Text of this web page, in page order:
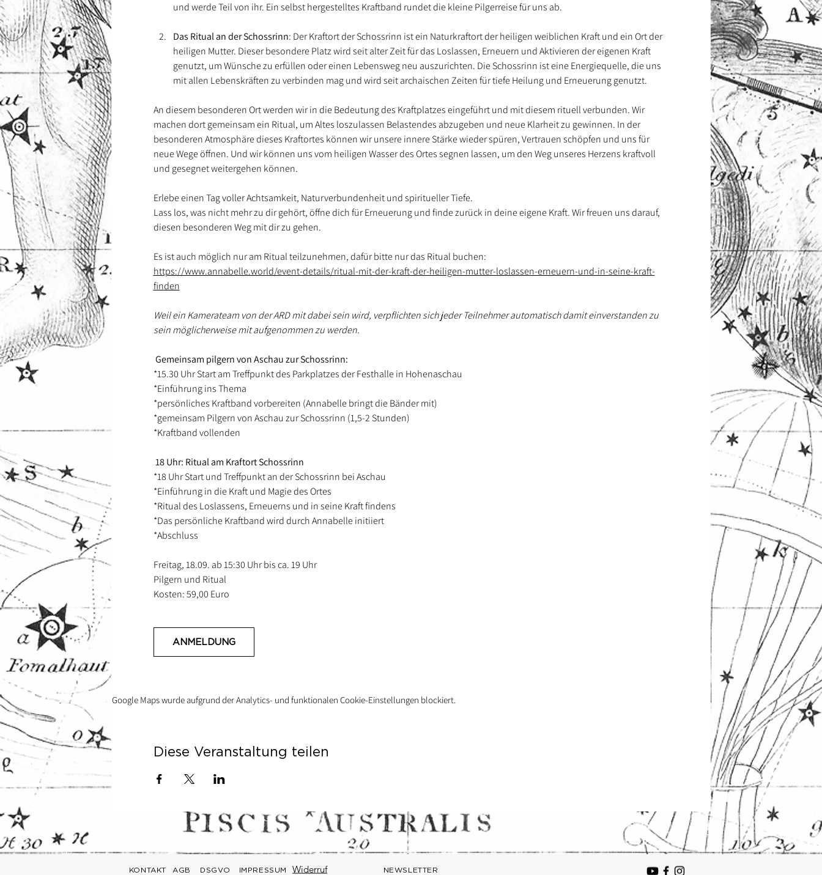
und werde Teil von ihr. Ein selbst hergestelltes Kraftband rundet die kleine Pilgerreise für uns ab.
Das Ritual an der Schossrinn: Der Kraftort der Schossrinn ist ein Naturkraftort der heiligen weiblichen Kraft und ein Ort der
heiligen Mutter. Dieser besondere Platz wird seit alter Zeit für das Loslassen, Erneuern und Aktivieren der eigenen Kraft
genutzt, um Wünsche zu erfüllen oder einen Lebensweg neu auszurichten. Die Schossrinn ist eine Energiequelle, die uns
mit allen Lebenskräften zu verbinden mag und wird seit archaischen Zeiten für tiefe Heilung und Erneuerung genutzt.
An diesem besonderen Ort werden wir in die Bedeutung des Kraftplatzes eingeführt und mit diesem rituell verbunden. Wir
machen dort gemeinsam ein Ritual, um Altes loszulassen Belastendes abzugeben und neue Klarheit zu gewinnen. In der
besonderen Atmosphäre dieses Kraftortes können wir unsere innere Stärke wieder spüren, Vertrauen schöpfen und uns für
neue Wege öffnen. Und wir können uns vom heiligen Wasser des Ortes segnen lassen, um den Weg unseres Herzens kraftvoll
und gesegnet weitergehen können.
Erlebe einen Tag voller Achtsamkeit, Naturverbundenheit und spiritueller Tiefe.
Lass los, was nicht mehr zu dir gehört, öffne dich für Erneuerung und finde zurück in deine eigene Kraft. Wir freuen uns darauf,
diesen besonderen Weg mit dir zu gehen.
Es ist auch möglich nur am Ritual teilzunehmen, dafür bitte nur das Ritual buchen:
https://www.annabelle.world/event-details/ritual-mit-der-kraft-der-heiligen-mutter-loslassen-erneuern-und-in-seine-kraft-
finden
Weil ein Kamerateam von der ARD mit dabei sein wird, verpflichten sich jeder Teilnehmer automatisch damit einverstanden zu
sein möglicherweise mit aufgenommen zu werden.
Gemeinsam pilgern von Aschau zur Schossrinn:
*15.30 Uhr Start am Treffpunkt des Parkplatzes der Festhalle in Hohenaschau
*Einführung ins Thema
*persönliches Kraftband vorbereiten (Annabelle bringt die Bänder mit)
*gemeinsam Pilgern von Aschau zur Schossrinn (1,5-2 Stunden)
*Kraftband vollenden
18 Uhr: Ritual am Kraftort Schossrinn
*18 Uhr Start und Treffpunkt an der Schossrinn bei Aschau
*Einführung in die Kraft und Magie des Ortes
*Ritual des Loslassens, Erneuerns und in seine Kraft findens
*Das persönliche Kraftband wird durch Annabelle initiiert
*Abschluss
Freitag, 18.09. ab 15:30 Uhr bis ca. 19 Uhr
Pilgern und Ritual
Kosten: 59,00 Euro
ANMELDUNG
Google Maps wurde aufgrund der Analytics- und funktionalen Cookie-Einstellungen blockiert.
Diese Veranstaltung teilen
KONTAKT AGB DSGVO IMPRESSUM Widerruf NEWSLETTER